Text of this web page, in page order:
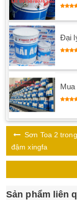
Đại
Sơn Toa 2
đậm xingfa
Sản phẩm liên